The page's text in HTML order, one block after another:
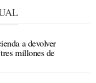
a devolver
millones de